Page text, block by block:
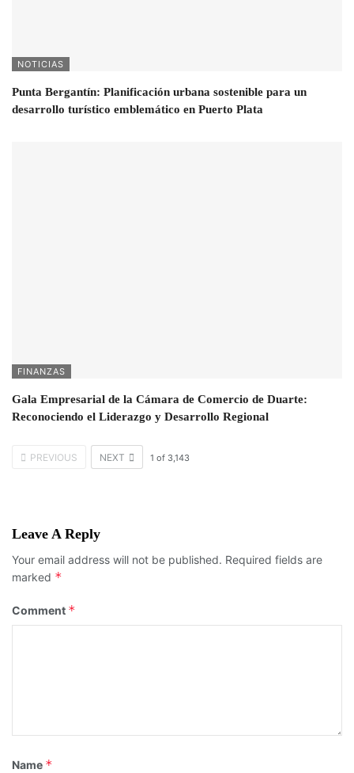
NOTICIAS
Punta Bergantín: Planificación urbana sostenible para un
desarrollo turístico emblemático en Puerto Plata
FINANZAS
Gala Empresarial de la Cámara de Comercio de Duarte:
Reconociendo el Liderazgo y Desarrollo Regional
PREVIOUS NEXT 1 of 3,143
Leave A Reply
Your email address will not be published. Required fields are
marked *
Comment *
Name *